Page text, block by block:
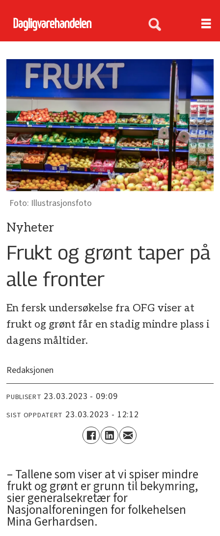
Illustrasjonsfoto
Nyheter
Frukt og grønt taper på
alle fronter
En fersk undersøkelse fra OFG viser at
frukt og grønt får en stadig mindre plass i
dagens måltider.
Redaksjonen
PUBLISERT 23.03.2023 - 09:09
SIST OPPDATERT 23.03.2023 - 12:12
– Tallene som viser at vi spiser mindre
frukt og grønt er grunn til bekymring,
sier generalsekretær for
Nasjonalforeningen for folkehelsen
Mina Gerhardsen.­